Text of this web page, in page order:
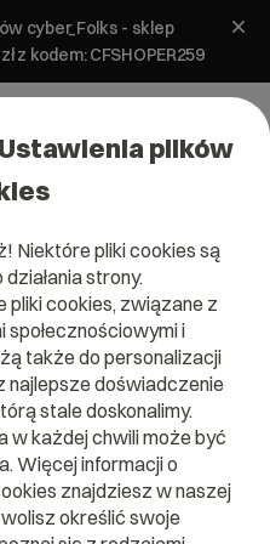
cyber_Folks - sklep
z kodem: CFSHOPER259
plików
Niektóre pliki cookies są
strony.
cookies, związane z
społecznościowymi i
także do personalizacji
najlepsze doświadczenie
stale doskonalimy.
w każdej chwili może być
Więcej informacji o
znajdziesz w naszej
wolisz określić swoje